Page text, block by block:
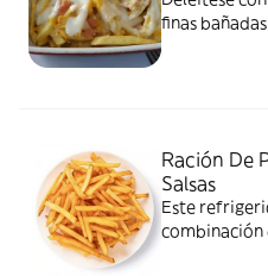
finas
Ración De
Salsas
Este
combinación